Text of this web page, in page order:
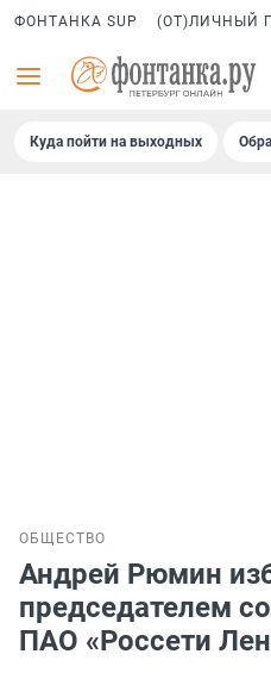
ФОНТАНКА SUP (ОТ)ЛИЧНЫЙ
Куда пойти на выходных
ОБЩЕСТВО
Андрей Рюмин
председателем
ПАО «Россети